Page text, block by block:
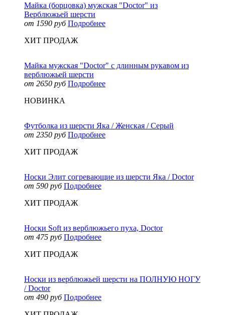
Майка (борцовка) мужская "Doctor" из
Верблюжьей шерсти
от 1590 руб Подробнее
ХИТ ПРОДАЖ
Майка мужская "Doctor" с длинным рукавом из
верблюжьей шерсти
от 2650 руб Подробнее
НОВИНКА
Футболка из шерсти Яка / Женская / Серый
от 2350 руб Подробнее
ХИТ ПРОДАЖ
Носки Элит согревающие из шерсти Яка / Doctor
от 590 руб Подробнее
ХИТ ПРОДАЖ
Носки Soft из верблюжьего пуха, Doctor
от 475 руб Подробнее
ХИТ ПРОДАЖ
Носки из верблюжьей шерсти на ПОЛНУЮ НОГУ
/ Doctor
от 490 руб Подробнее